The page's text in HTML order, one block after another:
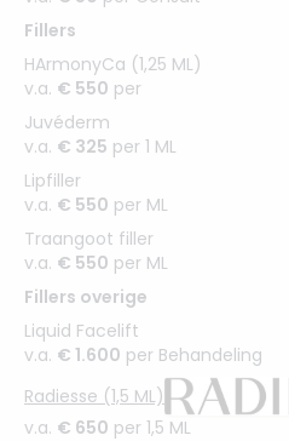
Fillers
HArmonyCa (1,25 ML)
v.a. € 550 per
Juvéderm
v.a. € 325 per 1 ML
Lipfiller
v.a. € 550 per ML
Traangoot filler
v.a. € 550 per ML
Fillers overige
Liquid Facelift
v.a. € 1.600 per Behandeling
Radiesse (1,5 ML)
v.a. € 650 per 1,5 ML